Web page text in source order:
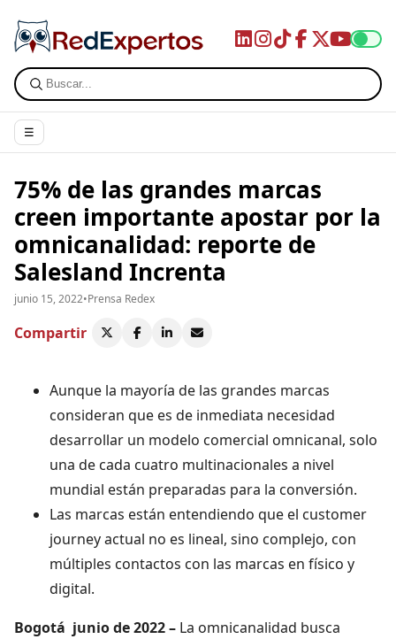
☰
75% de las grandes marcas
creen importante apostar por la
omnicanalidad: reporte de
Salesland Increnta
junio 15, 2022•Prensa Redex
Compartir
Aunque la mayoría de las grandes marcas
consideran que es de inmediata necesidad
desarrollar un modelo comercial omnicanal, solo
una de cada cuatro multinacionales a nivel
mundial están preparadas para la conversión.
Las marcas están entendiendo que el customer
journey actual no es lineal, sino complejo, con
múltiples contactos con las marcas en físico y
digital.
Bogotá junio de 2022– La omnicanalidad busca